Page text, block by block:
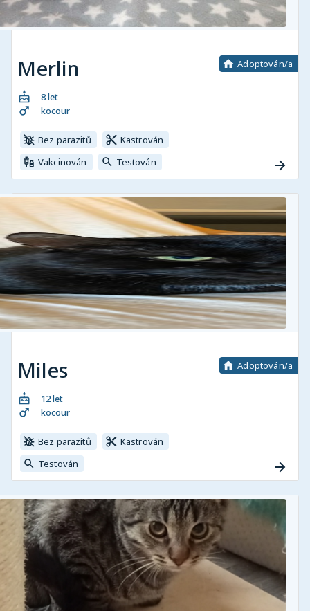
Adoptován/a
Merlin
8 let
kocour
Bez parazitů
Kastrován
Vakcinován
Testován
Adoptován/a
Miles
12 let
kocour
Bez parazitů
Kastrován
Testován